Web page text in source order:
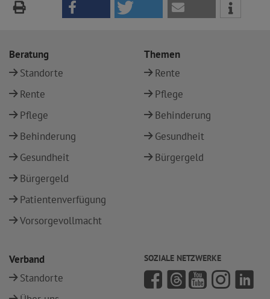
Beratung
Standorte
Rente
Pflege
Behinderung
Gesundheit
Bürgergeld
Patientenverfügung
Vorsorgevollmacht
Themen
Rente
Pflege
Behinderung
Gesundheit
Bürgergeld
Verband
Standorte
SOZIALE NETZWERKE